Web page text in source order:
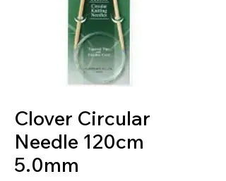
Clover Circular
Needle 120cm
5.0mm